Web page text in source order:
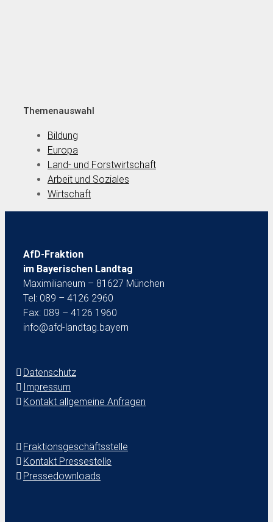
Themenauswahl
Bildung
Europa
Land- und Forstwirtschaft
Arbeit und Soziales
Wirtschaft
AfD-Fraktion
im Bayerischen Landtag
Maximilianeum – 81627 München
Tel: 089 – 4126 2960
Fax: 089 – 4126 1960
info@afd-landtag.bayern
Datenschutz
Impressum
Kontakt allgemeine Anfragen
Fraktionsgeschäftsstelle
Kontakt Pressestelle
Pressedownloads